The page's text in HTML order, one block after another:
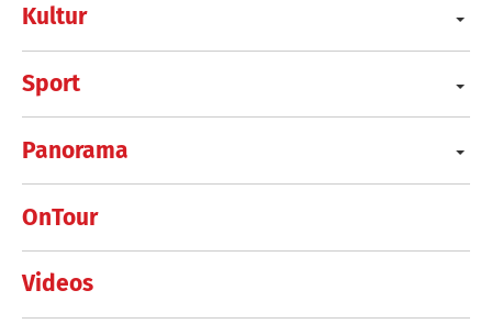
Kultur
Sport
Panorama
OnTour
Videos